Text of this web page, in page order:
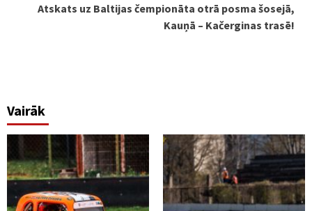
Atskats uz Baltijas čempionāta otrā posma šosejā,
Kauņā – Kačerginas trasē!
Vairāk